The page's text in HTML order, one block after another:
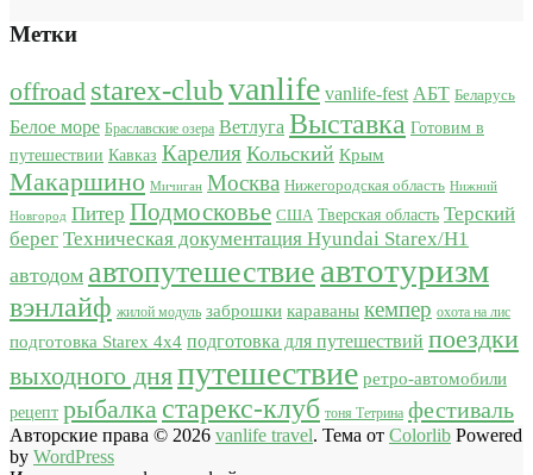
Метки
offroad starex-clubvanlife vanlife-fest АБТ Беларусь
Белое море Браславские озера Ветлуга Выставка Готовим в
путешествии Кавказ Карелия Кольский Крым
Макаршино Мичиган Москва Нижегородская область Нижний
Новгород Питер Подмосковье США Тверская область Терский
берег Техническая документация Hyundai Starex/H1
автодом автопутешествие автотуризм
вэнлайф жилой модуль заброшки караваны кемпер охота на лис
подготовка Starex 4x4 подготовка для путешествий поездки
выходного дняпутешествие ретро-автомобили
рецепт рыбалка старекс-клуб тоня Тетрина фестиваль
Авторские права © 2026 vanlife travel. Тема от Colorlib Powered
by WordPress